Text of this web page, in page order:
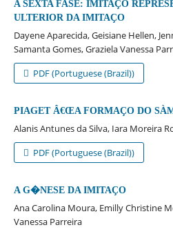
A SEXTA FASE: IMITAÇO
ULTERIOR DA IMITAÇO
Dayene Aparecida, Geisiane Hellen,
Samanta Gomes, Graziela Vanessa
PDF (Portuguese (Brazil))
PIAGET Â€ŒA FORMAÇO DO
Alanis Antunes da Silva, Iara Moreira
PDF (Portuguese (Brazil))
A G�NESE DA IMITAÇO
Ana Carolina Moura, Emilly Christine
Vanessa Parreira